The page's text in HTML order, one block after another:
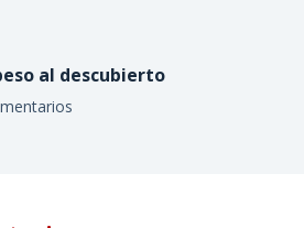
al descubierto